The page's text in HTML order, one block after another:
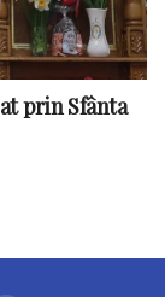
prin Sfânta